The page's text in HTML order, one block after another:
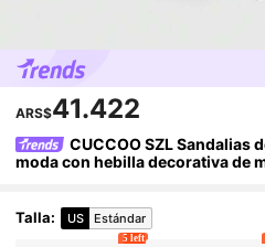
ARS$41.422
CUCCOO SZL Sandalias
moda con hebilla decorativa de
Talla: US Estándar
5 left